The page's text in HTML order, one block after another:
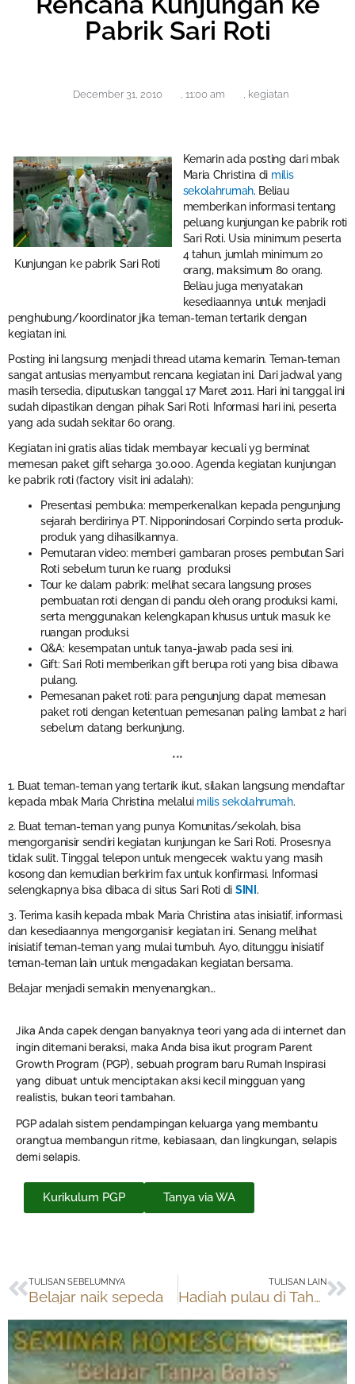
Pabrik Sari Roti
December 31, 2010 , 11:00 am , kegiatan
Kunjungan ke pabrik Sari Roti
Kemarin ada posting dari mbak
Maria Christina di milis
sekolahrumah. Beliau
memberikan informasi tentang
peluang kunjungan ke pabrik roti
Sari Roti. Usia minimum peserta
4 tahun, jumlah minimum 20
orang, maksimum 80 orang.
Beliau juga menyatakan
kesediaannya untuk menjadi
penghubung/koordinator jika teman-teman tertarik dengan
kegiatan ini.
Posting ini langsung menjadi thread utama kemarin. Teman-teman
sangat antusias menyambut rencana kegiatan ini. Dari jadwal yang
masih tersedia, diputuskan tanggal 17 Maret 2011. Hari ini tanggal ini
sudah dipastikan dengan pihak Sari Roti. Informasi hari ini, peserta
yang ada sudah sekitar 60 orang.
Kegiatan ini gratis alias tidak membayar kecuali yg berminat
memesan paket gift seharga 30.000. Agenda kegiatan kunjungan
ke pabrik roti (factory visit ini adalah):
Presentasi pembuka: memperkenalkan kepada pengunjung
sejarah berdirinya PT. Nipponindosari Corpindo serta produk-
produk yang dihasilkannya.
Pemutaran video: memberi gambaran proses pembutan Sari
Roti sebelum turun ke ruang produksi
Tour ke dalam pabrik: melihat secara langsung proses
pembuatan roti dengan di pandu oleh orang produksi kami,
serta menggunakan kelengkapan khusus untuk masuk ke
ruangan produksi.
Q&A: kesempatan untuk tanya-jawab pada sesi ini.
Gift: Sari Roti memberikan gift berupa roti yang bisa dibawa
pulang.
Pemesanan paket roti: para pengunjung dapat memesan
paket roti dengan ketentuan pemesanan paling lambat 2 hari
sebelum datang berkunjung.
***
1. Buat teman-teman yang tertarik ikut, silakan langsung mendaftar
kepada mbak Maria Christina melalui milis sekolahrumah.
2. Buat teman-teman yang punya Komunitas/sekolah, bisa
mengorganisir sendiri kegiatan kunjungan ke Sari Roti. Prosesnya
tidak sulit. Tinggal telepon untuk mengecek waktu yang masih
kosong dan kemudian berkirim fax untuk konfirmasi. Informasi
selengkapnya bisa dibaca di situs Sari Roti di SINI .
3. Terima kasih kepada mbak Maria Christina atas inisiatif, informasi,
dan kesediaannya mengorganisir kegiatan ini. Senang melihat
inisiatif teman-teman yang mulai tumbuh. Ayo, ditunggu inisiatif
teman-teman lain untuk mengadakan kegiatan bersama.
Belajar menjadi semakin menyenangkan…
Jika Anda capek dengan banyaknya teori yang ada di internet dan
ingin ditemani beraksi, maka Anda bisa ikut program Parent
Growth Program (PGP), sebuah program baru Rumah Inspirasi
yang dibuat untuk menciptakan aksi kecil mingguan yang
realistis, bukan teori tambahan.
PGP adalah sistem pendampingan keluarga yang membantu
orangtua membangun ritme, kebiasaan, dan lingkungan, selapis
demi selapis.
Kurikulum PGP Tanya via WA
Prev
TULISAN SEBELUMNYA
Belajar naik sepeda
TULISAN LAIN
Hadiah pulau di Tahun Baru 2011